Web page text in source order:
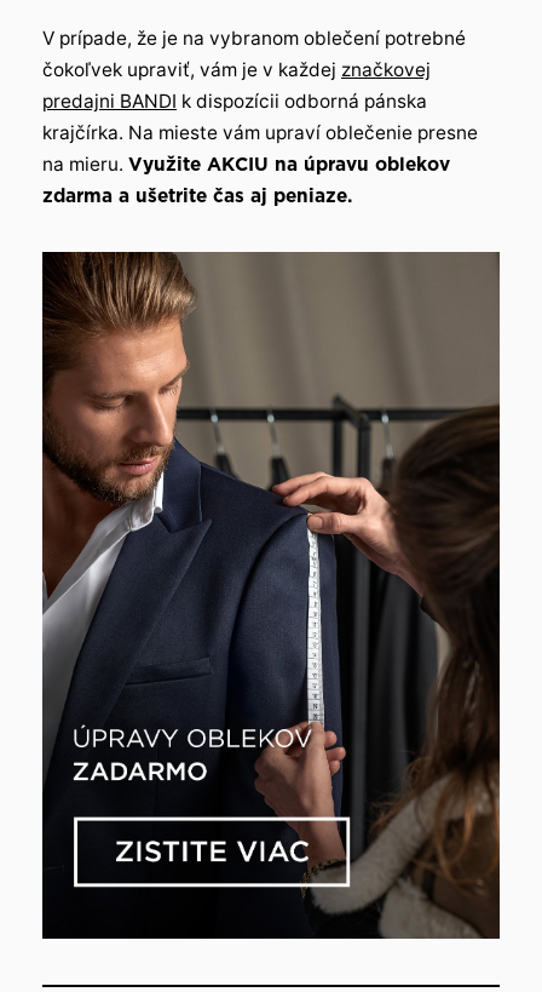
V prípade, že je na vybranom oblečení potrebné
čokoľvek upraviť, vám je v každej značkovej
predajni BANDI k dispozícii odborná pánska
krajčírka. Na mieste vám upraví oblečenie presne
na mieru. Využite AKCIU na úpravu oblekov
zdarma a ušetrite čas aj peniaze.